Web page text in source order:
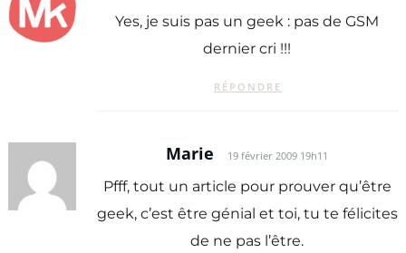
Yes, je suis pas un geek : pas de GSM
dernier cri !!!
RÉPONDRE
Marie 19 février 2009 19h11
Pfff, tout un article pour prouver qu’être
geek, c’est être génial et toi, tu te félicites
de ne pas l’être.